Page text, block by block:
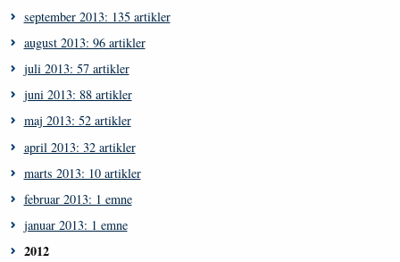
september 2013: 135 artikler
august 2013: 96 artikler
juli 2013: 57 artikler
juni 2013: 88 artikler
maj 2013: 52 artikler
april 2013: 32 artikler
marts 2013: 10 artikler
februar 2013: 1 emne
januar 2013: 1 emne
2012